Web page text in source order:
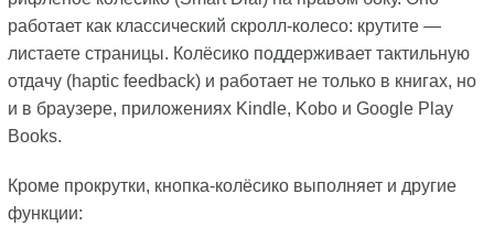
работает как классический скролл-колесо: крутите —
листаете страницы. Колёсико поддерживает тактильную
отдачу (haptic feedback) и работает не только в книгах, но
и в браузере, приложениях Kindle, Kobo и Google Play
Books.
Кроме прокрутки, кнопка-колёсико выполняет и другие
функции: